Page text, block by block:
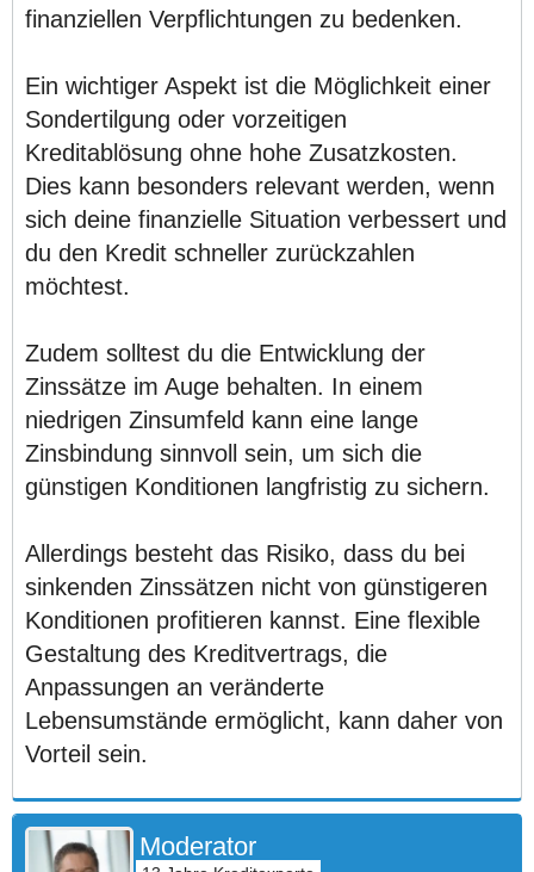
finanziellen Verpflichtungen zu bedenken.
Ein wichtiger Aspekt ist die Möglichkeit einer
Sondertilgung oder vorzeitigen
Kreditablösung ohne hohe Zusatzkosten.
Dies kann besonders relevant werden, wenn
sich deine finanzielle Situation verbessert und
du den Kredit schneller zurückzahlen
möchtest.
Zudem solltest du die Entwicklung der
Zinssätze im Auge behalten. In einem
niedrigen Zinsumfeld kann eine lange
Zinsbindung sinnvoll sein, um sich die
günstigen Konditionen langfristig zu sichern.
Allerdings besteht das Risiko, dass du bei
sinkenden Zinssätzen nicht von günstigeren
Konditionen profitieren kannst. Eine flexible
Gestaltung des Kreditvertrags, die
Anpassungen an veränderte
Lebensumstände ermöglicht, kann daher von
Vorteil sein.
Moderator